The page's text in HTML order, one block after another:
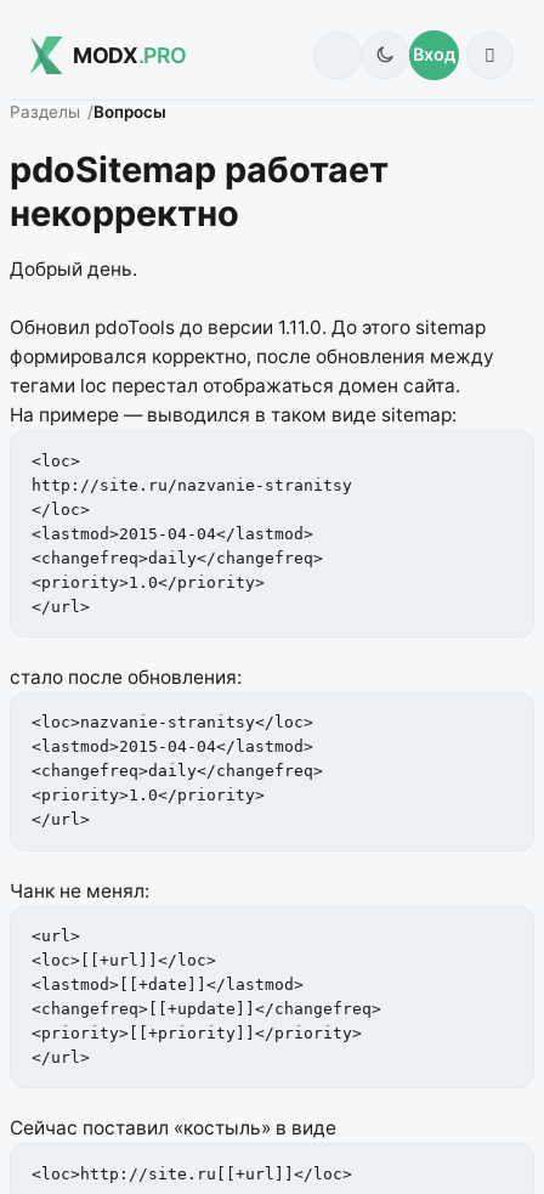
MODX.PRO Вход
Разделы Вопросы
pdoSitemap работает
некорректно
Добрый день.
Обновил pdoTools до версии 1.11.0. До этого sitemap
формировался корректно, после обновления между
тегами loc перестал отображаться домен сайта.
На примере — выводился в таком виде sitemap:
<loc>
http://site.ru/nazvanie-stranitsy
</loc>
<lastmod>2015-04-04</lastmod>
<changefreq>daily</changefreq>
<priority>1.0</priority>
</url>
стало после обновления:
<loc>nazvanie-stranitsy</loc>
<lastmod>2015-04-04</lastmod>
<changefreq>daily</changefreq>
<priority>1.0</priority>
</url>
Чанк не менял:
<url>
<loc>[[+url]]</loc>
<lastmod>[[+date]]</lastmod>
<changefreq>[[+update]]</changefreq>
<priority>[[+priority]]</priority>
</url>
Сейчас поставил «костыль» в виде
<loc>http://site.ru[[+url]]</loc>